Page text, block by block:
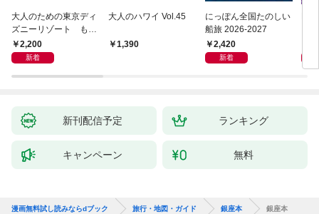
大人のための東京ディ
ズニーリゾート もっ
とやさしいガイド
2,200
新着
大人のハワイ Vol.45
1,390
にっぽん全国たのしい
船旅 2026-2027
2,420
新着
新刊配信予定 ランキング
キャンペーン 無料
漫画無料試し読みならdブック 旅行・地図・ガイド 銀座本 銀座本